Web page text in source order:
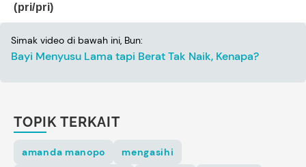
(pri/pri)
Simak video di bawah ini, Bun:
Bayi Menyusu Lama tapi Berat Tak Naik, Kenapa?
TOPIK TERKAIT
amanda manopo
mengasihi